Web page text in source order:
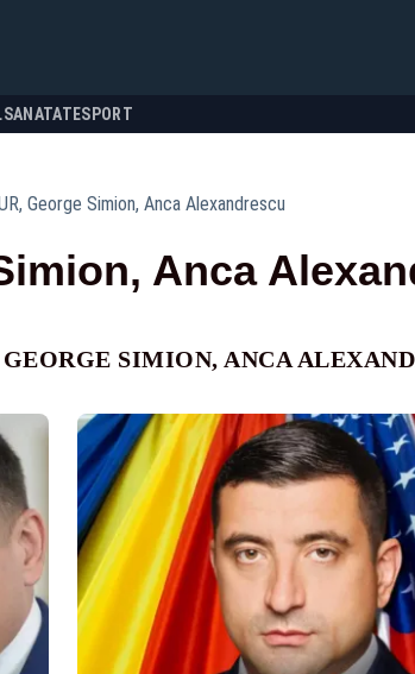
SANATATESPORT
George Simion, Anca Alexandrescu
Anca
SIMION, ANCA